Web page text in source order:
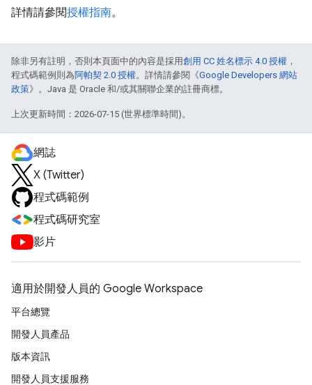
詳情請參閱授權指南。
除非另有註明，否則本頁面中的內容是採用創用 CC 姓名標示 4.0 授權 ，
程式碼範例則為阿帕契 2.0 授權。詳情請參閱《Google Developers 網站
政策》。Java 是 Oracle 和/或其關聯企業的註冊商標。
上次更新時間：2026-07-15 (世界標準時間)。
網誌
X (Twitter)
程式碼範例
程式碼研究室
影片
適用於開發人員的 Google Workspace
平台總覽
開發人員產品
版本資訊
開發人員支援服務